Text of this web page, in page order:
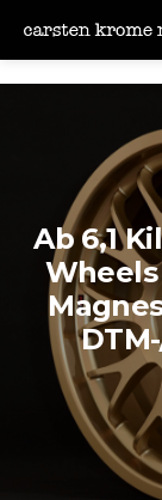
Ab 6,1